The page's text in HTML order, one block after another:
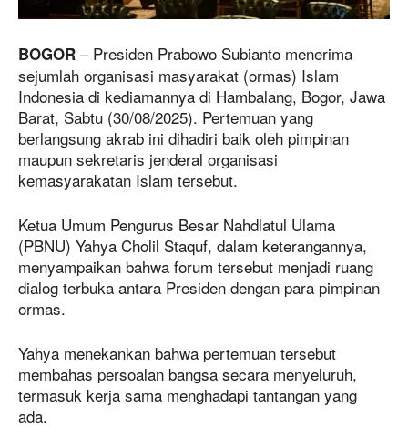
BOGOR – Presiden Prabowo Subianto menerima
sejumlah organisasi masyarakat (ormas) Islam
Indonesia di kediamannya di Hambalang, Bogor, Jawa
Barat, Sabtu (30/08/2025). Pertemuan yang
berlangsung akrab ini dihadiri baik oleh pimpinan
maupun sekretaris jenderal organisasi
kemasyarakatan Islam tersebut.
Ketua Umum Pengurus Besar Nahdlatul Ulama
(PBNU) Yahya Cholil Staquf, dalam keterangannya,
menyampaikan bahwa forum tersebut menjadi ruang
dialog terbuka antara Presiden dengan para pimpinan
ormas.
Yahya menekankan bahwa pertemuan tersebut
membahas persoalan bangsa secara menyeluruh,
termasuk kerja sama menghadapi tantangan yang
ada.